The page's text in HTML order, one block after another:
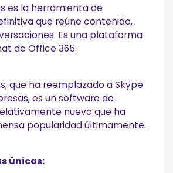
es la herramienta de
que reúne contenido,
Es una plataforma
de Office 365.
que ha reemplazado a Skype
es un software de
nuevo que ha
popularidad últimamente.
únicas: